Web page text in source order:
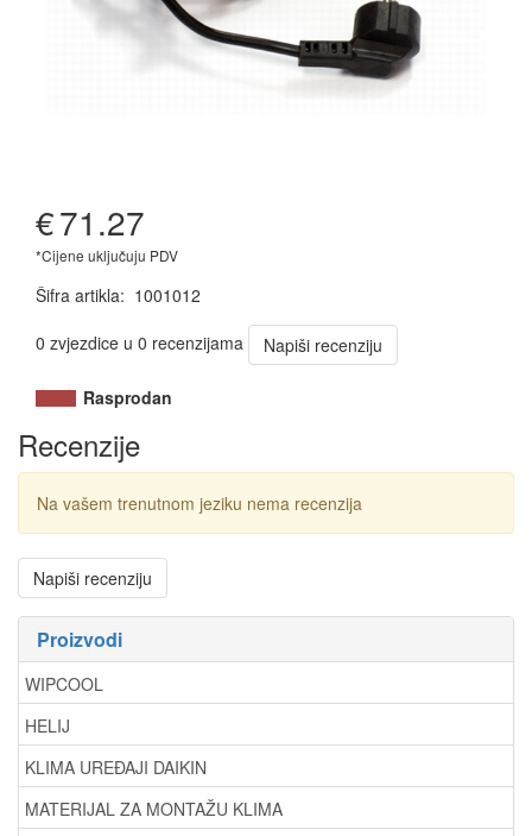
€71.27
*Cijene uključuju PDV
Šifra artikla: 1001012
0 zvjezdice u 0 recenzijama
Napiši recenziju
Rasprodan
Recenzije
Na vašem trenutnom jeziku nema recenzija
Napiši recenziju
Proizvodi
WIPCOOL
HELIJ
KLIMA UREĐAJI DAIKIN
MATERIJAL ZA MONTAŽU KLIMA